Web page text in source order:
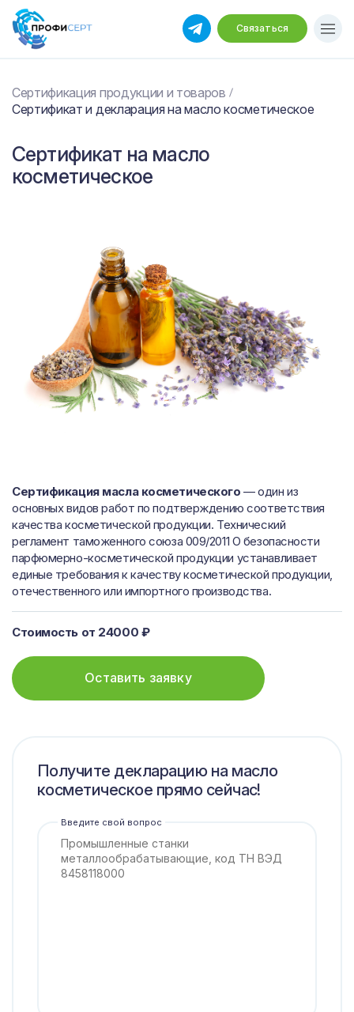
Связаться
Сертификация продукции и товаров
Сертификат и декларация на масло косметическое
Сертификат на масло
косметическое
Сертификация масла косметического— один из
основных видов работ по подтверждению соответствия
качества косметической продукции. Технический
регламент таможенного союза 009/2011 О безопасности
парфюмерно-косметической продукции устанавливает
единые требования к качеству косметической продукции,
отечественного или импортного производства.
Стоимость от 24000 ₽
Оставить заявку
Получите декларацию на масло
косметическое прямо сейчас!
Введите свой вопрос